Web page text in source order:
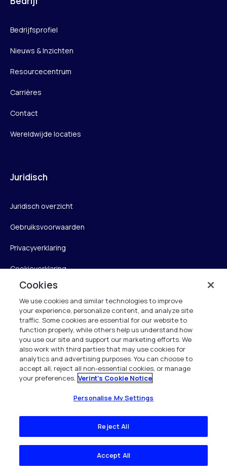
Bedrijfsprofiel
Nieuws & Inzichten
Resourcecentrum
Carrières
Contact
Wereldwijde locaties
Juridisch
Juridisch overzicht
Gebruiksvoorwaarden
Privacyverklaring
Cookieverklaring
Naleving van de Britse wet op moderne slavernij
Intellectueel eigendom
Verklaring toegankelijkheid
Trust Center
Instellingen personaliseren
Verint
Verint Netherlands
Laarderhoogtweg 25
1101 EB Amsterdam
Cookies
We use cookies and similar technologies to improve
your experience, personalize content, and analyze site
traffic. Some cookies are essential for our website to
function properly, while others help us understand how
you use our site and support our marketing efforts. We
also work with third parties that may use cookies for
analytics and advertising purposes. You can choose to
accept all, reject all non-essential cookies, or manage
your preferences. Verint's Cookie Notice
Personalise My Settings
Reject All
Accept All